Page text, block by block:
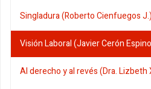
Singladura (Roberto Cienfuegos J.)
Visión Laboral (Javier Cerón
Al derecho y al revés (Dra. Lizbeth